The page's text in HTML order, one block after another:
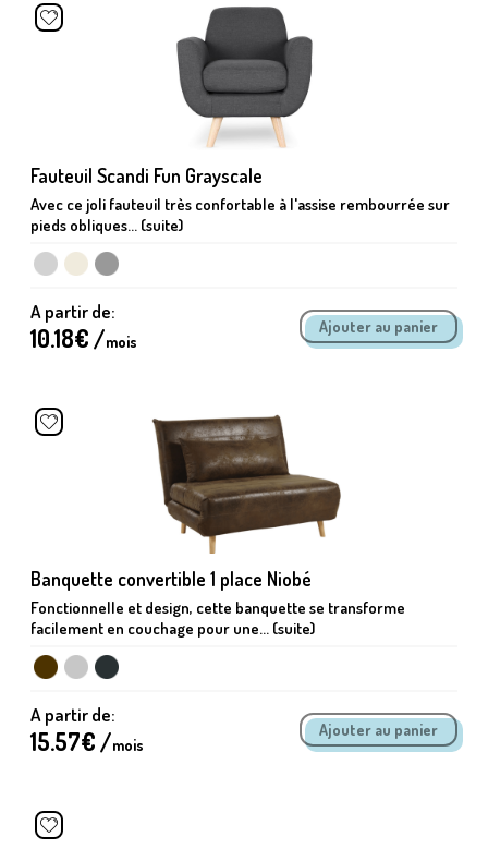
Fauteuil Scandi Fun Grayscale
Avec ce joli fauteuil très confortable à l'assise rembourrée sur
pieds obliques... (suite)
A partir de:
10.18€ /mois
Banquette convertible 1 place Niobé
Fonctionnelle et design, cette banquette se transforme
facilement en couchage pour une... (suite)
A partir de:
15.57€ /mois